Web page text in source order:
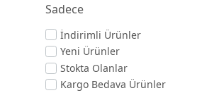
Sadece
İndirimli Ürünler
Yeni Ürünler
Stokta Olanlar
Kargo Bedava Ürünler